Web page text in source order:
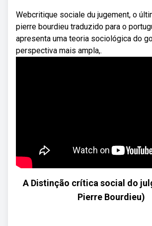
Webcritique sociale du jugement, o
pierre bourdieu traduzido para o
apresenta uma teoria sociológica do
perspectiva mais ampla,.
A Distinção crítica social do
Pierre Bourdieu)